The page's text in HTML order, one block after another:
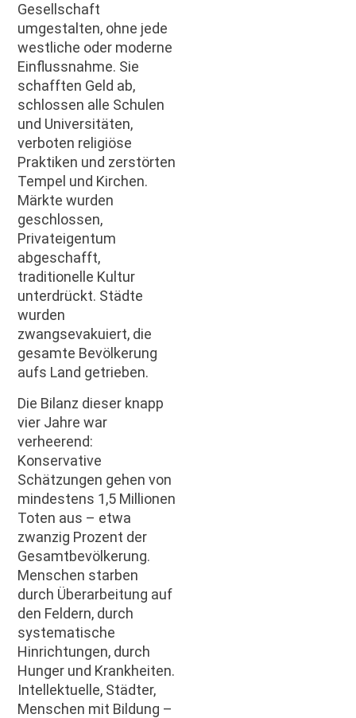
Gesellschaft
umgestalten, ohne jede
westliche oder moderne
Einflussnahme. Sie
schafften Geld ab,
schlossen alle Schulen
und Universitäten,
verboten religiöse
Praktiken und zerstörten
Tempel und Kirchen.
Märkte wurden
geschlossen,
Privateigentum
abgeschafft,
traditionelle Kultur
unterdrückt. Städte
wurden
zwangsevakuiert, die
gesamte Bevölkerung
aufs Land getrieben.
Die Bilanz dieser knapp
vier Jahre war
verheerend:
Konservative
Schätzungen gehen von
mindestens 1,5 Millionen
Toten aus – etwa
zwanzig Prozent der
Gesamtbevölkerung.
Menschen starben
durch Überarbeitung auf
den Feldern, durch
systematische
Hinrichtungen, durch
Hunger und Krankheiten.
Intellektuelle, Städter,
Menschen mit Bildung –